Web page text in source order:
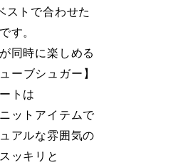
ストで合わせた
す。
同時に楽しめる
ーブシュガー】
トは
ットアイテムで
アルな雰囲気の
ッキリと